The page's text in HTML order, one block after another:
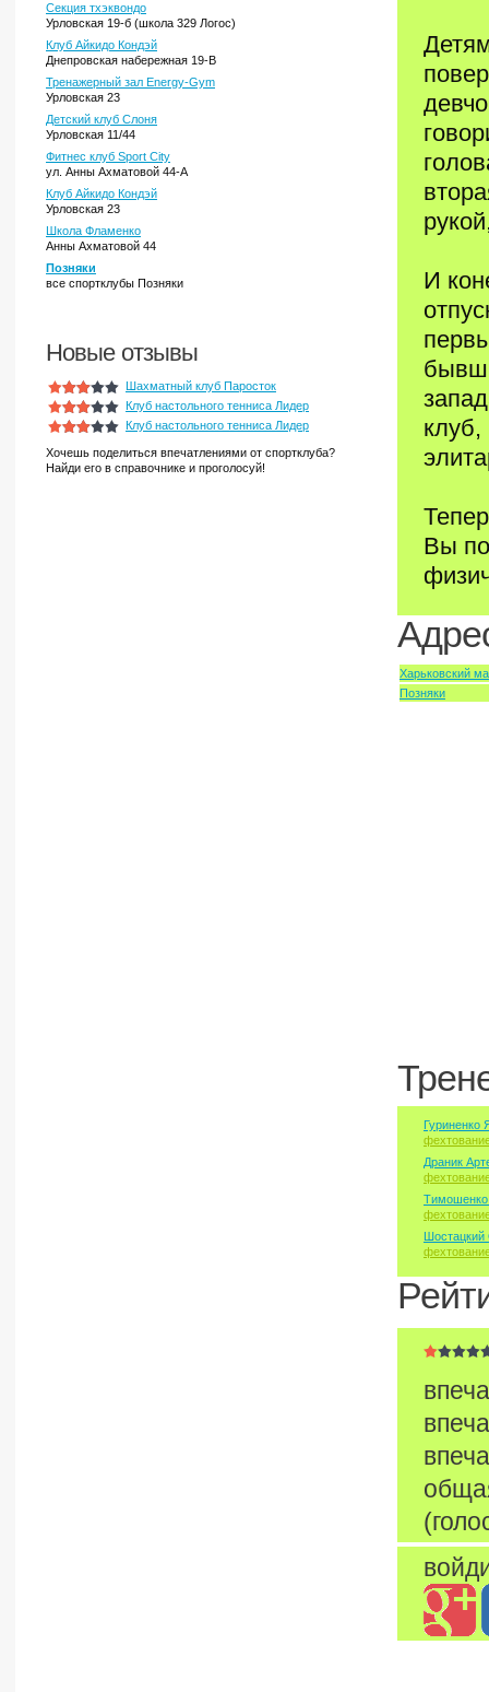
Секция тхэквондо
Урловская 19-б (школа 329 Логос)
Клуб Айкидо Кондэй
Днепровская набережная 19-В
Тренажерный зал Energy-Gym
Урловская 23
Детский клуб Слоня
Урловская 11/44
Фитнес клуб Sport City
ул. Анны Ахматовой 44-А
Клуб Айкидо Кондэй
Урловская 23
Школа Фламенко
Анны Ахматовой 44
Позняки
все спортклубы Позняки
Новые отзывы
Шахматный клуб Паросток
Клуб настольного тенниса Лидер
Клуб настольного тенниса Лидер
Хочешь поделиться впечатлениями от спортклуба?
Найди его в справочнике и проголосуй!
И
Вы
Харьковский
Позняки
Гуриненко
Драник
Тимошенко
Шостацкий